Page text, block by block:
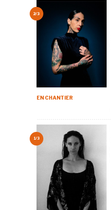
2/3
EN CHANTIER
1/3